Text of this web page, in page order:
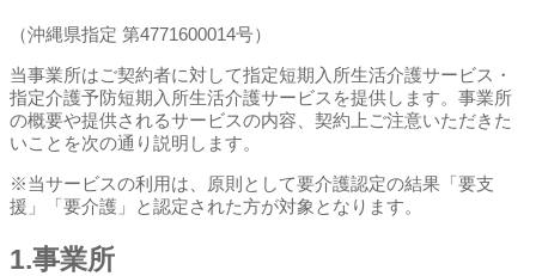
（沖縄県指定 第4771600014号）
当事業所はご契約者に対して指定短期入所生活介護サービス・
指定介護予防短期入所生活介護サービスを提供します。事業所
の概要や提供されるサービスの内容、契約上ご注意いただきた
いことを次の通り説明します。
※当サービスの利用は、原則として要介護認定の結果「要支
援」「要介護」と認定された方が対象となります。
1.事業所